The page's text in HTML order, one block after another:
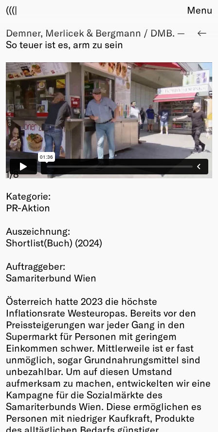
(((|
About
Club
Sponsors
Fair Work
TBD
Events
Upcoming
Past
Membership
Info
Young Creatives
Friends of Creativity
Winners
2026
Annual
Menu
Demner, Merlicek & Bergmann / DMB. —
So teuer ist es, arm zu sein
1/8
Kategorie:
PR-Aktion
Auszeichnung:
Shortlist(Buch) (2024)
Auftraggeber:
Samariterbund Wien
Österreich hatte 2023 die höchste
Inflationsrate Westeuropas. Bereits vor den
Preissteigerungen war jeder Gang in den
Supermarkt für Personen mit geringem
Einkommen schwer. Mittlerweile ist er fast
unmöglich, sogar Grundnahrungsmittel sind
unbezahlbar. Um auf diesen Umstand
aufmerksam zu machen, entwickelten wir eine
Kampagne für die Sozialmärkte des
Samariterbunds Wien. Diese ermöglichen es
Personen mit niedriger Kaufkraft, Produkte
des alltäglichen Bedarfs günstiger